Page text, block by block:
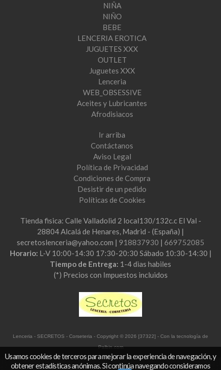
NIÑA
NIÑO
BEBE
LENCERIA EROTICA
JUGUETES XXX
OUTLET
Juguetes XXX
Lenceria
WEB_OBSESSIVE
Aceites y Lubricantes
Afrodisiacos
Ir arriba
Contáctanos
Aviso Legal
Política de Privacidad
Condiciones de Compra
Desistir de un pedido
Políticas de Cookies
Tienda fisica: Calle Valladolid 2 local130/132c.c El Val -
28804 Alcalá de Henares, Madrid - (España) |
secretoslenceria@yahoo.com | 918837930 | 669752085
Horario: L-V 10:00-14:30 17:30-20:30 Sábado 10:30-14:30 |
Tiempo de Entrega: 1-4 dias habiles
(*) Precios con Impuestos incluidos
Lenceria - SECRETOS - Corseteria - Copyright © 2026 [37322] - Con la tecnología de
Palbin.com
Usamos cookies de terceros para mejorar la experiencia de navegación, y
obtener estadísticas anónimas. Si continúa navegando consideramos